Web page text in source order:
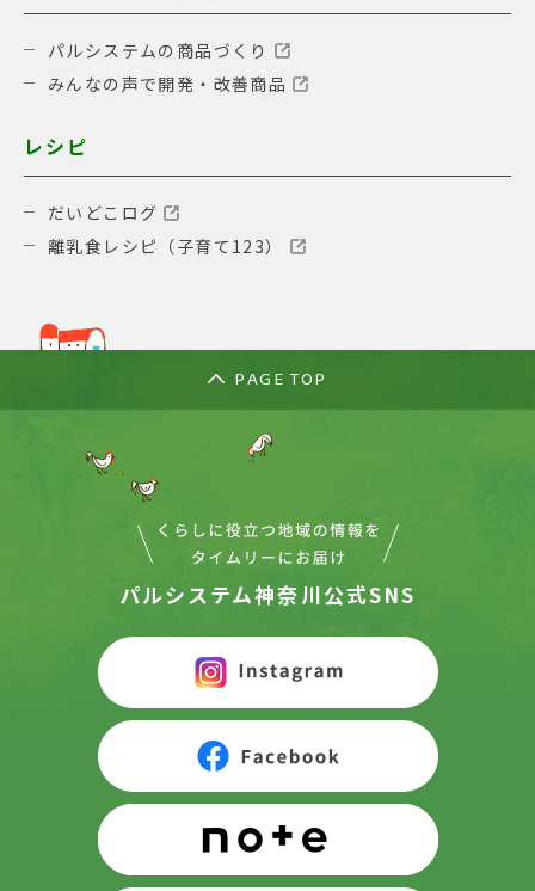
パルシステムの商品づくり
みんなの声で開発・改善商品
レシピ
だいどこログ
離乳食レシピ（子育て123）
PAGE TOP
パルシステム神奈川公式SNS